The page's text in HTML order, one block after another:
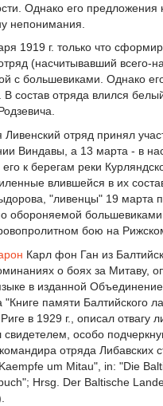
Однако его предложения
непонимания.
1919 г. только что
(насчитывавший всего-
с большевиками. Однако
В состав отряда влился
отряд принял
Виндавы, а 13 марта - в
к берегам реки
влившейся в их
"ливенцы" 19 марта
обороняемой
бою на
Карл фон Ган из
о боях за Митаву,
в изданной
памяти Балтийского
в 1929 г., описал отвагу
свидетелем, особо
отряда Либавских
um Mitau", in: "Die
Нrsg. Der Baltische